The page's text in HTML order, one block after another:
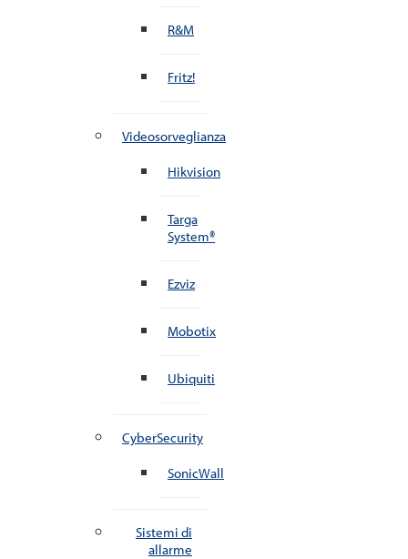
R&M
Fritz!
Videosorveglianza
Hikvision
Targa
System®
Ezviz
Mobotix
Ubiquiti
CyberSecurity
SonicWall
Sistemi di
allarme